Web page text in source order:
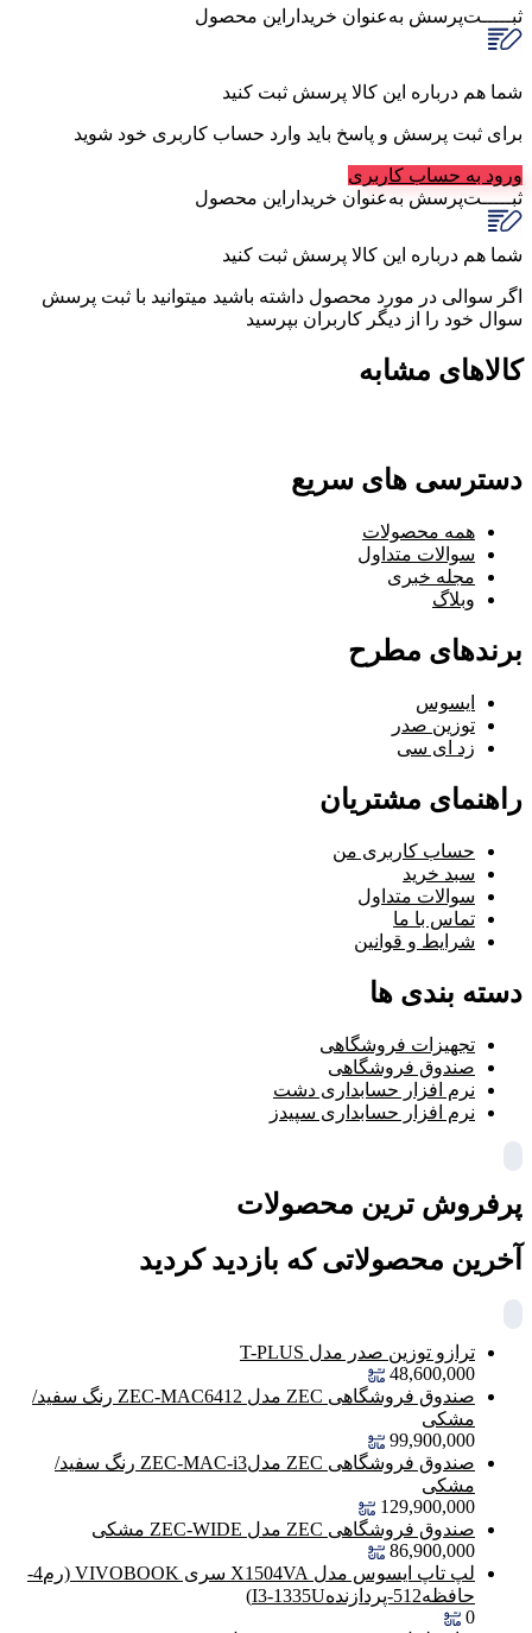
ثبـــــت‌پرسش به‌عنوان ‌خریدار‌این‌ محصول
شما هم درباره این کالا پرسش ثبت کنید
برای ثبت پرسش و پاسخ باید وارد حساب کاربری خود شوید
ورود به حساب کاربری
ثبـــــت‌پرسش به‌عنوان ‌خریدار‌این‌ محصول
شما هم درباره این کالا پرسش ثبت کنید
اگر سوالی در مورد محصول داشته باشید میتوانید با ثبت پرسش
سوال خود را از دیگر کاربران بپرسید
کالاهای مشابه
دسترسی های سریع
همه محصولات
سوالات متداول
مجله خبری
وبلاگ
برندهای مطرح
ایسوس
توزین صدر
زد ای سی
راهنمای مشتریان
حساب کاربری من
سبد خرید
سوالات متداول
تماس با ما
شرایط و قوانین
دسته بندی ها
تجهیزات فروشگاهی
صندوق فروشگاهی
نرم افزار حسابداری دشت
نرم افزار حسابداری سپیدز
پرفروش ترین محصولات
آخرین محصولاتی که بازدید کردید
ترازو توزین صدر مدل T-PLUS
48,600,000
صندوق فروشگاهی ZEC مدل ZEC-MAC6412 رنگ سفید/
مشکی
99,900,000
صندوق فروشگاهی ZEC مدلZEC-MAC-i3 رنگ سفید/
مشکی
129,900,000
صندوق فروشگاهی ZEC مدل ZEC-WIDE مشکی
86,900,000
لپ تاپ ایسوس مدل X1504VA سری VIVOBOOK (رم4-
حافظه512-پردازندهI3-1335U)
0